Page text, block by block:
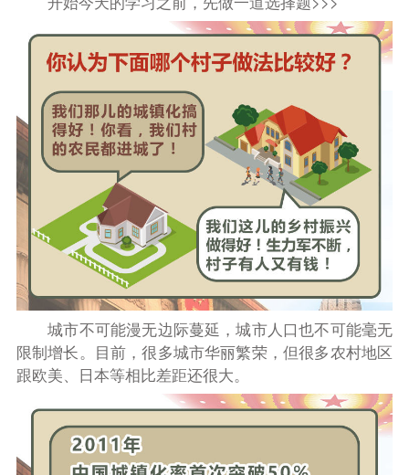
城市不可能漫无边际蔓延，城市人口也不可能毫无
限制增长。目前，很多城市华丽繁荣，但很多农村地区
跟欧美、日本等相比差距还很大。